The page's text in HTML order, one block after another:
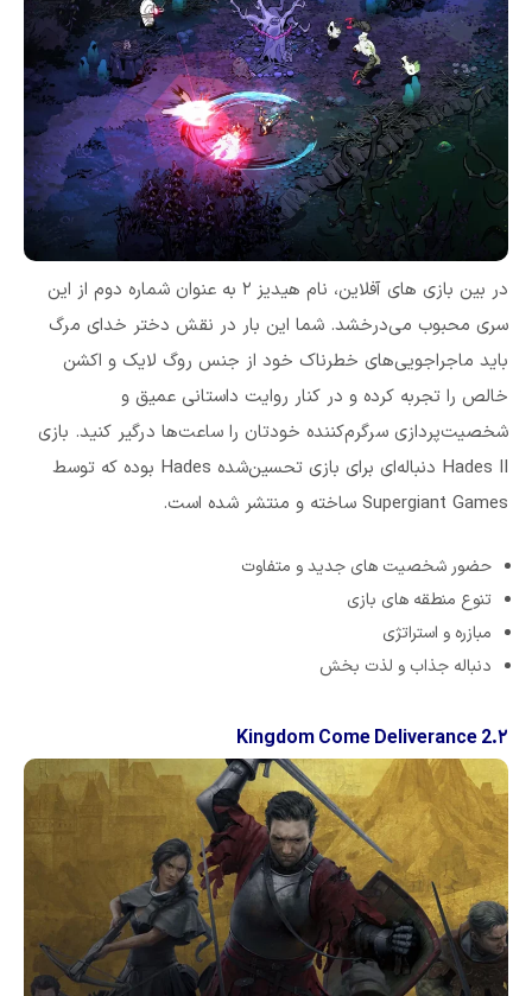
در بین بازی های آفلاین، نام هیدیز ۲ به عنوان شماره دوم از این
سری محبوب می‌درخشد. شما این بار در نقش دختر خدای مرگ
باید ماجراجویی‌های خطرناک خود از جنس روگ لایک و اکشن
خالص را تجربه کرده و در کنار روایت داستانی عمیق و
شخصیت‌پردازی سرگرم‌کننده خودتان را ساعت‌ها درگیر کنید. بازی
Hades II دنباله‌ای برای بازی تحسین‌شده Hades بوده که توسط
Supergiant Games ساخته و منتشر شده است.
حضور شخصیت های جدید و متفاوت
تنوع منطقه های بازی
مبازره و استراتژی
دنباله جذاب و لذت بخش
۲.Kingdom Come Deliverance 2